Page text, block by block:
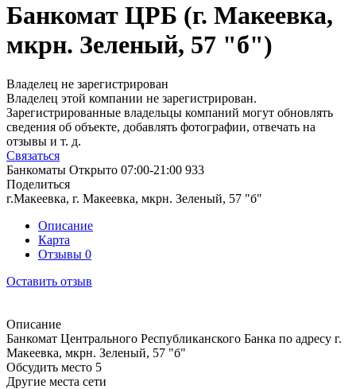
Банкомат ЦРБ (г. Макеевка,
мкрн. Зеленый, 57 "б")
Владелец не зарегистрирован
Владелец этой компании не зарегистрирован.
Зарегистрированные владельцы компаний могут обновлять
сведения об объекте, добавлять фотографии, отвечать на
отзывы и т. д.
Связаться
Банкоматы Открыто 07:00-21:00 933
Поделиться
г.Макеевка, г. Макеевка, мкрн. Зеленый, 57 "б"
Описание
Карта
Отзывы 0
Оставить отзыв
Описание
Банкомат Центрального Республиканского Банка по адресу г.
Макеевка, мкрн. Зеленый, 57 "б"
Обсудить место 5
Другие места сети